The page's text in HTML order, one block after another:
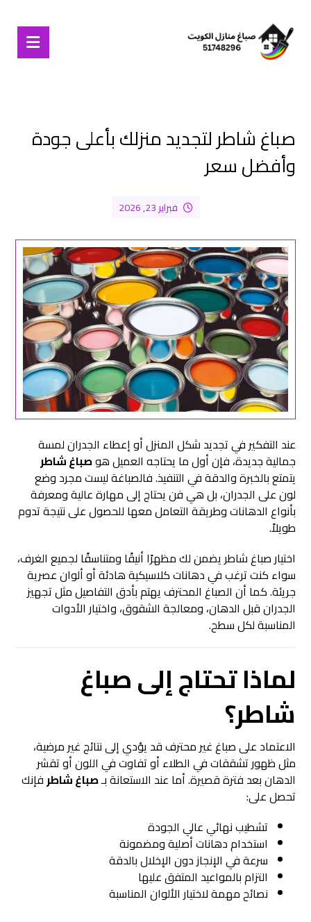
صباغ شاطر لتجديد منزلك بأعلى جودة
وأفضل سعر
فبراير 23, 2026
عند التفكير في تجديد شكل المنزل أو إعطاء الجدران لمسة
جمالية جديدة، فإن أول ما يحتاجه العميل هوصباغ شاطر
يتمتع بالخبرة والدقة في التنفيذ. فالصباغة ليست مجرد وضع
لون على الجدران، بل هي فن يحتاج إلى مهارة عالية ومعرفة
بأنواع الدهانات وطريقة التعامل معها للحصول على نتيجة تدوم
طويلاً.
اختيار صباغ شاطر يضمن لك مظهرًا أنيقًا ومتناسقًا لجميع الغرف،
سواء كنت ترغب في دهانات كلاسيكية هادئة أو ألوان عصرية
جريئة. كما أن الصباغ المحترف يهتم بأدق التفاصيل مثل تجهيز
الجدران قبل الدهان، ومعالجة الشقوق، واختيار الأدوات
المناسبة لكل سطح.
لماذا تحتاج إلى صباغ
شاطر؟
الاعتماد على صباغ غير محترف قد يؤدي إلى نتائج غير مرضية،
مثل ظهور تشققات في الطلاء أو تفاوت في اللون أو تقشر
الدهان بعد فترة قصيرة. أما عند الاستعانة بـصباغ شاطر فإنك
تحصل على:
تشطيب نهائي عالي الجودة
استخدام دهانات أصلية ومضمونة
سرعة في الإنجاز دون الإخلال بالدقة
التزام بالمواعيد المتفق عليها
نصائح مهمة لاختيار الألوان المناسبة